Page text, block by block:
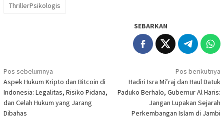
ThrillerPsikologis
SEBARKAN
Navigasi
pos
Pos sebelumnya
Aspek Hukum Kripto dan Bitcoin di
Indonesia: Legalitas, Risiko Pidana,
dan Celah Hukum yang Jarang
Dibahas
Pos berikutnya
Hadiri Isra Mi’raj dan Haul Datuk
Paduko Berhalo, Gubernur Al Haris:
Jangan Lupakan Sejarah
Perkembangan Islam di Jambi